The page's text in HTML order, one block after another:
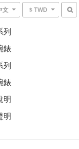
文 $ TWD
列
錶
列
錶
明
明